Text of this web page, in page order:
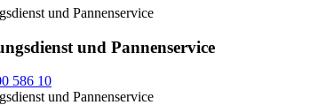
und Pannenservice
586 10